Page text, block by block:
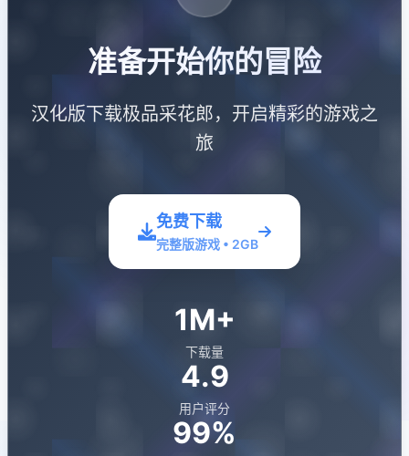
准备开始你的冒险
汉化版下载极品采花郎，开启精彩的游戏之
旅
免费下载
完整版游戏 • 2GB
1M+
下载量
4.9
用户评分
99%